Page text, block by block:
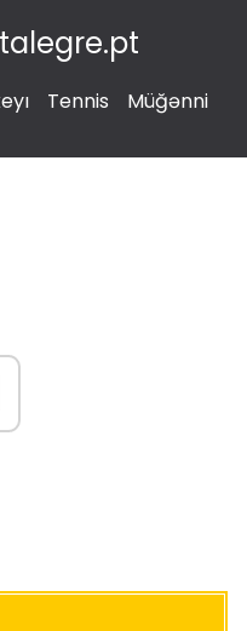
Tennis Müğənni